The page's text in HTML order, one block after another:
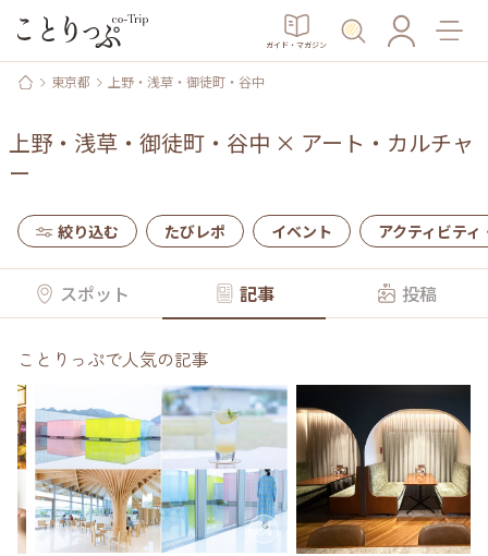
ガイド・マガジン
東京都 上野・浅草・御徒町・谷中
上野・浅草・御徒町・谷中 × アート・カルチャ
ー
絞り込む たびレポ イベント アクティビティ
スポット 記事 投稿
ことりっぷで人気の記事